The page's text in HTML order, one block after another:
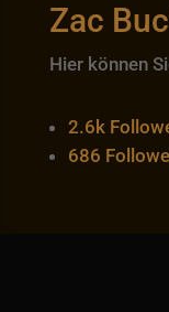
Zac
Hier können
2.6k
686